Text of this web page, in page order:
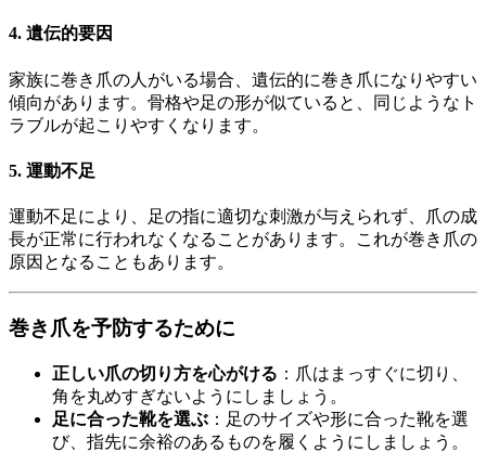
4. 遺伝的要因
家族に巻き爪の人がいる場合、遺伝的に巻き爪になりやすい
傾向があります。​骨格や足の形が似ていると、同じようなト
ラブルが起こりやすくなります。
5. 運動不足
運動不足により、足の指に適切な刺激が与えられず、爪の成
長が正常に行われなくなることがあります。​これが巻き爪の
原因となることもあります。​
巻き爪を予防するために
正しい爪の切り方を心がける ：​爪はまっすぐに切り、
角を丸めすぎないようにしましょう。
足に合った靴を選ぶ ：​足のサイズや形に合った靴を選
び、指先に余裕のあるものを履くようにしましょう。